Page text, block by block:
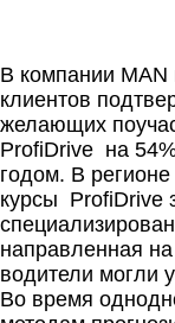
В компании MAN
клиентов
желающих
ProfiDrive на
годом. В
курсы ProfiDrive
направленная
водители могли
Во время